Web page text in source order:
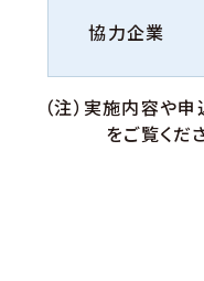
協力企業
（注）実施内容や
をご覧くだ